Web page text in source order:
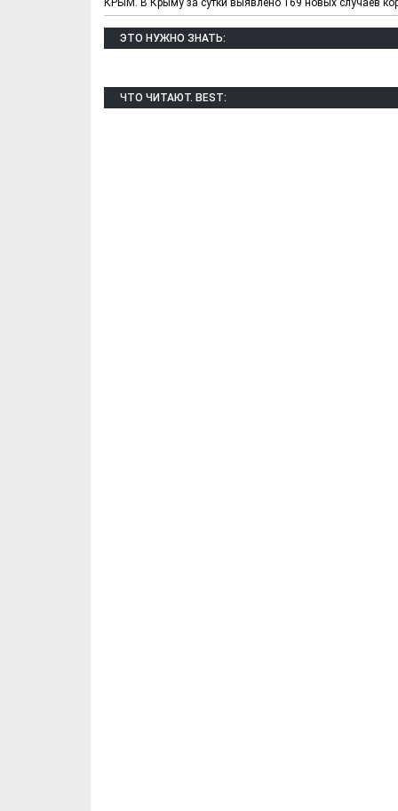
КРЫМ. В Крыму за сутки выявлено 169 новых случаев
ЭТО НУЖНО ЗНАТЬ:
ЧТО ЧИТАЮТ. BEST: